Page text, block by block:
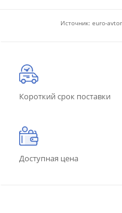
Источник: euro-
Короткий срок поставки
Доступная цена